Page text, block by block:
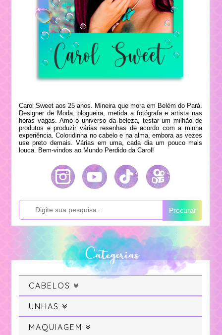
Carol Sweet aos 25 anos. Mineira que mora em Belém do Pará.
Designer de Moda, blogueira, metida a fotógrafa e artista nas
horas vagas. Amo o universo da beleza, testar um milhão de
produtos e produzir várias resenhas de acordo com a minha
experiência. Coloridinha no cabelo e na alma, embora as vezes
use preto demais. Várias em uma, cada dia um pouco mais
louca. Bem-vindos ao Mundo Perdido da Carol!
Procurar
Categorias
CABELOS
Cabelo
Cabelo Colorido
UNHAS
Swatches
MAQUIAGEM